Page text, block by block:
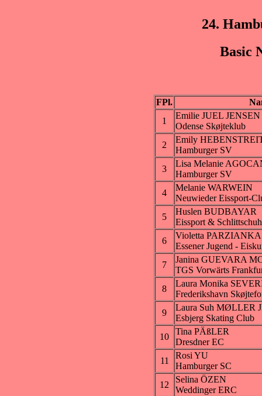
24.
Basic
FPl.
1
Emilie JUEL JENSEN
Odense Skøjteklub
2
Emily
Hamburger SV
3
Lisa Melanie
Hamburger SV
4
Melanie WARWEIN
Neuwieder Eissport-
5
Huslen BUDBAYAR
Eissport &
6
Violetta PARZIANKA
Essener Jugend -
7
Janina GUEVARA
TGS Vorwärts
8
Laura Monika
Frederikshavn
9
Laura Suh MØLLER
Esbjerg Skating Club
10
Tina PÄßLER
Dresdner EC
11
Rosi YU
Hamburger SC
12
Selina ÖZEN
Weddinger ERC